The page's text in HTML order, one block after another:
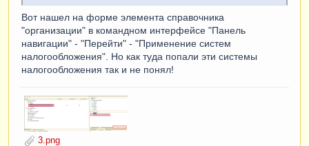
Вот нашел на форме элемента справочника
"организации" в командном интерфейсе "Панель
навигации" - "Перейти" - "Применение систем
налогообложения". Но как туда попали эти системы
налогообложения так и не понял!
3.png